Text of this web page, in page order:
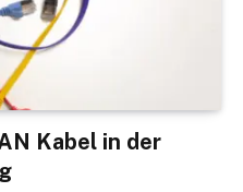
Kabel in der